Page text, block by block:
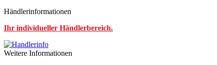
Händlerinformationen
Ihr individueller Händlerbereich.
Weitere Informationen